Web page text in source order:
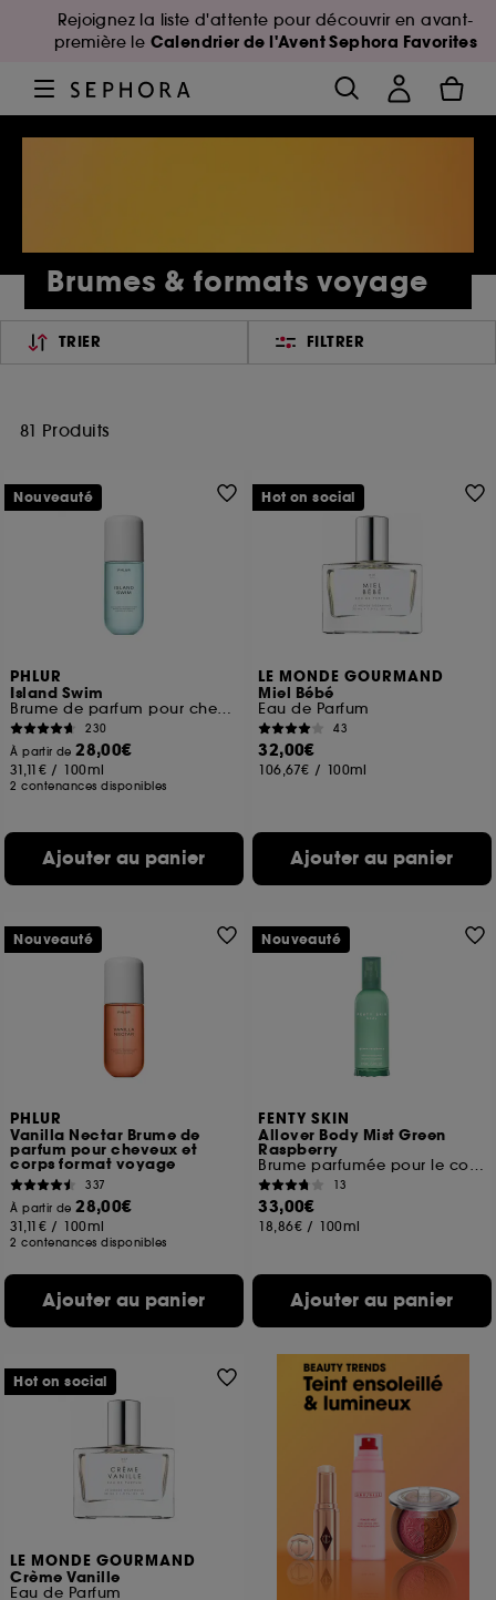
Rejoignez la liste d'attente pour découvrir en avant-
première le Calendrier de l'Avent Sephora Favorites
Brumes & formats voyage
TRIER FILTRER
81 Produits
PHLUR
Island Swim
Brume de parfum pour cheveux et corps
230
À partir de28,00€
31,11€ / 100ml
2 contenances disponibles
Ajouter au panier
Nouveauté
LE MONDE GOURMAND
Miel Bébé
Eau de Parfum
43
32,00€
106,67€ / 100ml
Ajouter au panier
Hot on social
PHLUR
Vanilla Nectar Brume de
parfum pour cheveux et
corps format voyage
337
À partir de28,00€
31,11€ / 100ml
2 contenances disponibles
Ajouter au panier
Nouveauté
FENTY SKIN
Allover Body Mist Green
Raspberry
Brume parfumée pour le corps
13
33,00€
18,86€ / 100ml
Ajouter au panier
Nouveauté
LE MONDE GOURMAND
Crème Vanille
Eau de Parfum
Hot on social